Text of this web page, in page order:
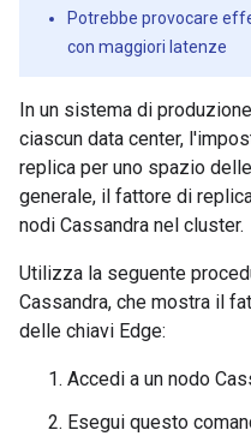
Potrebbe provocare
con maggiori latenze
In un sistema di
ciascun data center,
replica per uno spazio
generale, il fattore di
nodi Cassandra nel cluster.
Utilizza la seguente
Cassandra, che mostra il
delle chiavi Edge:
Accedi a un nodo
Esegui questo